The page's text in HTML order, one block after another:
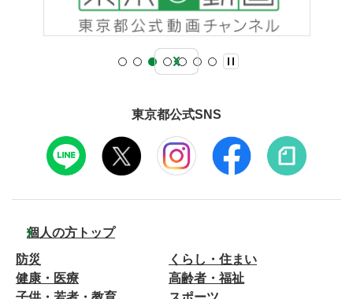
東京都公式SNS
個人の方トップ
防災
くらし・住まい
健康・医療
高齢者・福祉